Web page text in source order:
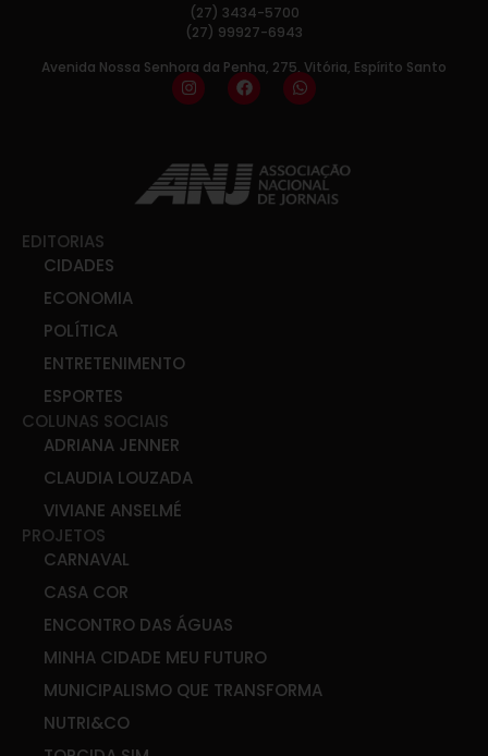
(27) 3434-5700
(27) 99927-6943
Avenida Nossa Senhora da Penha, 275, Vitória, Espírito Santo
EDITORIAS
CIDADES
ECONOMIA
POLÍTICA
ENTRETENIMENTO
ESPORTES
COLUNAS SOCIAIS
ADRIANA JENNER
CLAUDIA LOUZADA
VIVIANE ANSELMÉ
PROJETOS
CARNAVAL
CASA COR
ENCONTRO DAS ÁGUAS
MINHA CIDADE MEU FUTURO
MUNICIPALISMO QUE TRANSFORMA
NUTRI&CO